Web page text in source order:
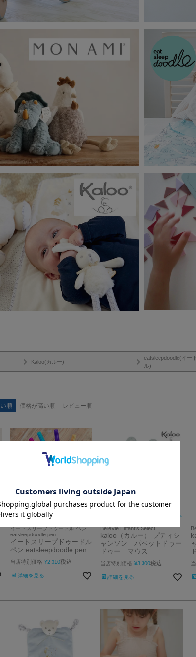
Kaloo(カルー)
eatsleepdoodle(イー
ル)
順 価格が高い順 レビュー順
イートスリープドゥードル ペン
eatsleepdoodle pen
イートスリープドゥードル
ペン eatsleepdoodle pen
当店特別価格 ¥2,310税込
詳細を見る
BelleVie Enfant's Select
kaloo（カルー） プティシ
ャンソン パペットドゥー
ドゥー マウス
当店特別価格 ¥3,300税込
詳細を見る